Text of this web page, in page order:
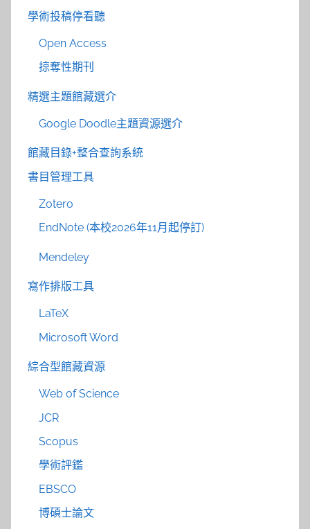
學術投稿停看聽
Open Access
掠奪性期刊
精選主題館藏選介
Google Doodle主題資源選介
館藏目錄+整合查詢系統
書目管理工具
Zotero
EndNote (本校2026年11月起停訂)
Mendeley
寫作排版工具
LaTeX
Microsoft Word
綜合型館藏資源
Web of Science
JCR
Scopus
學術評鑑
EBSCO
博碩士論文